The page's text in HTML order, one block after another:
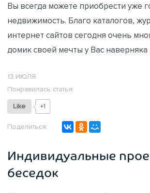
Вы всегда можете приобрести уже
недвижимость. Благо каталогов,
интернет сайтов сегодня очень
домик своей мечты у Вас наверняка
13 ИЮЛЯ
Понравилась статья:
Like +1
Поделиться:
Индивидуальные
беседок